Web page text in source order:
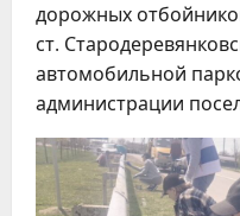
дорожных
ст.
автомобильной
администрации